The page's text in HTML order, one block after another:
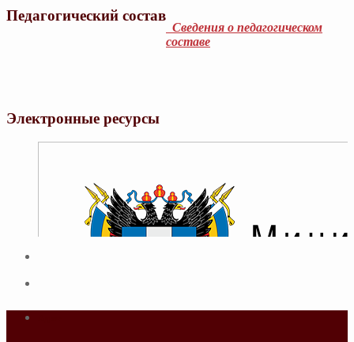
Педагогический состав
Сведения о педагогическом
составе
Электронные ресурсы